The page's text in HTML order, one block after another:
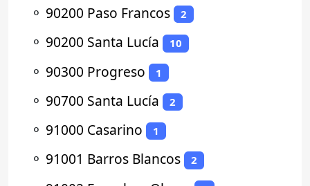
⚬ 90200 Paso Francos 2
⚬ 90200 Santa Lucía 10
⚬ 90300 Progreso 1
⚬ 90700 Santa Lucía 2
⚬ 91000 Casarino 1
⚬ 91001 Barros Blancos 2